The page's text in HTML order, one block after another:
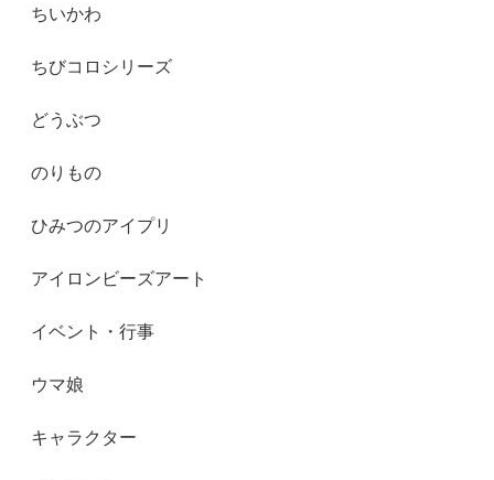
ちいかわ
ちびコロシリーズ
どうぶつ
のりもの
ひみつのアイプリ
アイロンビーズアート
イベント・行事
ウマ娘
キャラクター